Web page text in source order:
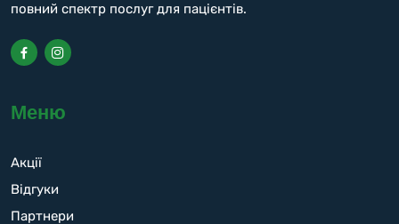
повний спектр послуг для пацієнтів.
Меню
Акції
Відгуки
Партнери